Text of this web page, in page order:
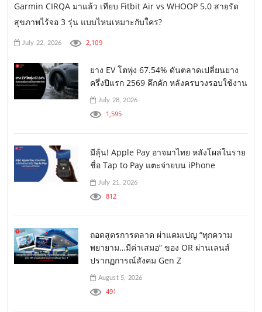
Garmin CIRQA มาแล้ว เทียบ Fitbit Air vs WHOOP 5.0 สายรัด
สุขภาพไร้จอ 3 รุ่น แบบไหนเหมาะกับใคร?
July 22, 2026 2,109
ยาง EV โตพุ่ง 67.54% ดันตลาดเปลี่ยนยาง
ครึ่งปีแรก 2569 คึกคัก หลังครบวงรอบใช้งาน
July 28, 2026
1,595
มีลุ้น! Apple Pay อาจมาไทย หลังโผล่ในราย
ชื่อ Tap to Pay แตะจ่ายบน iPhone
July 21, 2026
812
ถอดสูตรการตลาด ผ่าแคมเปญ “ทุกความ
พยายาม…มีค่าเสมอ” ของ OR ผ่านเลนส์
ปรากฏการณ์สังคม Gen Z
August 5, 2026
491